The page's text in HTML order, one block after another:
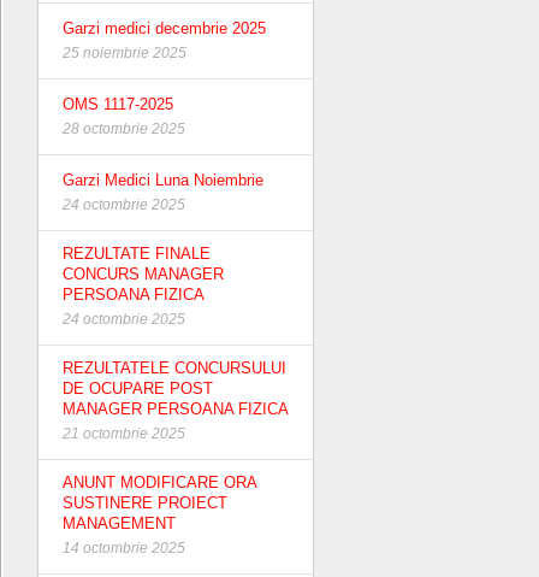
Garzi medici decembrie 2025
25 noiembrie 2025
OMS 1117-2025
28 octombrie 2025
Garzi Medici Luna Noiembrie
24 octombrie 2025
REZULTATE FINALE
CONCURS MANAGER
PERSOANA FIZICA
24 octombrie 2025
REZULTATELE CONCURSULUI
DE OCUPARE POST
MANAGER PERSOANA FIZICA
21 octombrie 2025
ANUNT MODIFICARE ORA
SUSTINERE PROIECT
MANAGEMENT
14 octombrie 2025